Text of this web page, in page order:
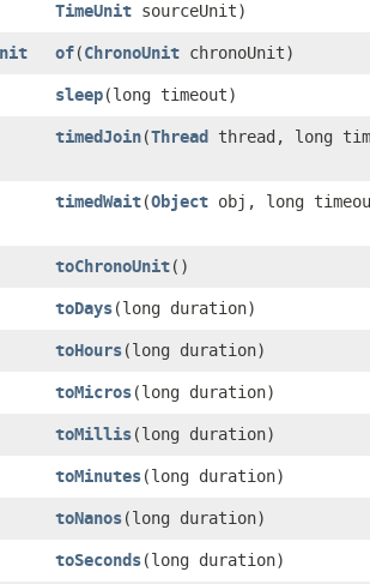
TimeUnit sourceUnit)
of​(ChronoUnit chronoUnit)
sleep​(long timeout)
timedJoin​(Thread thread, long
timedWait​(Object obj, long
toChronoUnit()
toDays​(long duration)
toHours​(long duration)
toMicros​(long duration)
toMillis​(long duration)
toMinutes​(long duration)
toNanos​(long duration)
toSeconds​(long duration)